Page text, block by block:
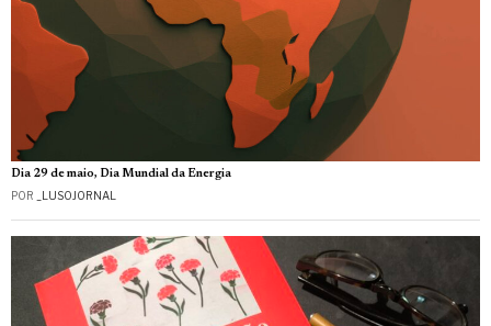
Dia 29 de maio, Dia Mundial da Energia
POR _LUSOJORNAL